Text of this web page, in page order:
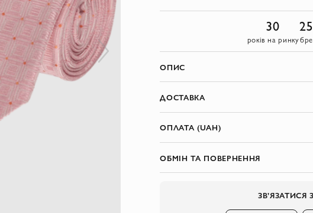
30
років на ринку
ОПИС
ДОСТАВКА
ОПЛАТА (UAH)
ОБМІН ТА ПОВЕРНЕННЯ
ЗВ’ЯЗАТИСЯ